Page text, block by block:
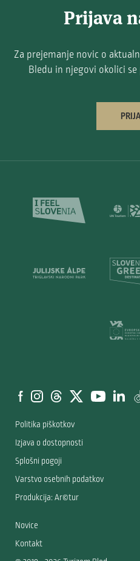
Prijava
Za prejemanje novic o
Bledu in njegovi okolici
Kontakt
Novice
Politika piškotkov
Izjava o dostopnosti
Splošni pogoji
Varstvo osebnih podatkov
Produkcija: Ar©tur